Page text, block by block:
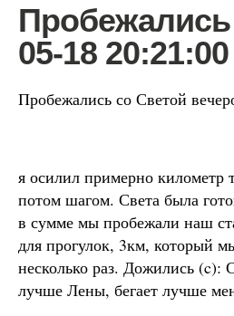
Пробежались
05-18 20:21:00
Пробежались со Светой
я осилил примерно километр
потом шагом. Света была
в сумме мы пробежали наш
для прогулок, 3км, который
несколько раз. Дожились (c):
лучше Лены, бегает лучше